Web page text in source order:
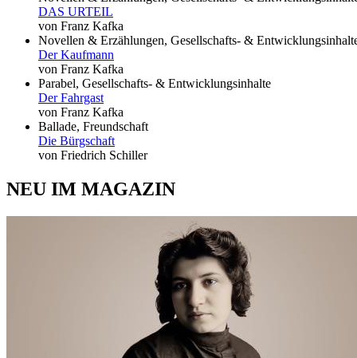
DAS URTEIL
von Franz Kafka
Novellen & Erzählungen, Gesellschafts- &
Der Kaufmann
von Franz Kafka
Parabel, Gesellschafts- & Entwicklungsinhalte
Der Fahrgast
von Franz Kafka
Ballade, Freundschaft
Die Bürgschaft
von Friedrich Schiller
NEU IM MAGAZIN